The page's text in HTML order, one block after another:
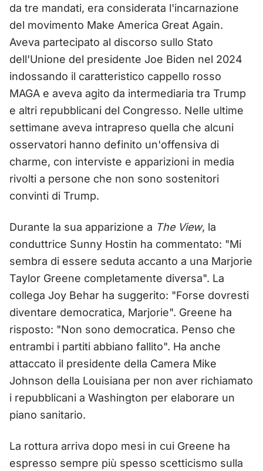
da tre mandati, era considerata l'incarnazione
del movimento Make America Great Again.
Aveva partecipato al discorso sullo Stato
dell'Unione del presidente Joe Biden nel 2024
indossando il caratteristico cappello rosso
MAGA e aveva agito da intermediaria tra Trump
e altri repubblicani del Congresso. Nelle ultime
settimane aveva intrapreso quella che alcuni
osservatori hanno definito un'offensiva di
charme, con interviste e apparizioni in media
rivolti a persone che non sono sostenitori
convinti di Trump.
Durante la sua apparizione a The View, la
conduttrice Sunny Hostin ha commentato: "Mi
sembra di essere seduta accanto a una Marjorie
Taylor Greene completamente diversa". La
collega Joy Behar ha suggerito: "Forse dovresti
diventare democratica, Marjorie". Greene ha
risposto: "Non sono democratica. Penso che
entrambi i partiti abbiano fallito". Ha anche
attaccato il presidente della Camera Mike
Johnson della Louisiana per non aver richiamato
i repubblicani a Washington per elaborare un
piano sanitario.
La rottura arriva dopo mesi in cui Greene ha
espresso sempre più spesso scetticismo sulla